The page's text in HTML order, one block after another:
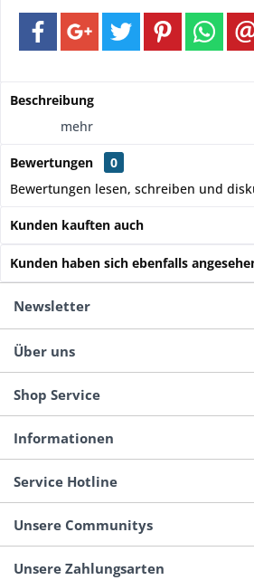
Beschreibung
mehr
Bewertungen
0
Bewertungen lesen, schreiben und
Kunden kauften auch
Kunden haben sich ebenfalls
Newsletter
Über uns
Shop Service
Informationen
Service Hotline
Unsere Communitys
Unsere Zahlungsarten